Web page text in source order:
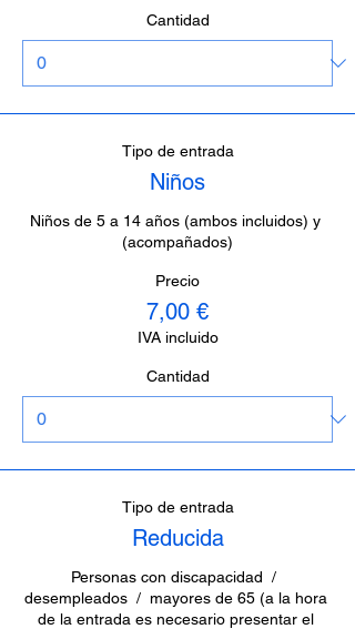
Cantidad
Tipo de entrada
Niños
Niños de 5 a 14 años (ambos incluidos) y
(acompañados)
Precio
7,00 €
IVA incluido
Cantidad
Tipo de entrada
Reducida
Personas con discapacidad  /
desempleados  /  mayores de 65 (a la hora
de la entrada es necesario presentar el